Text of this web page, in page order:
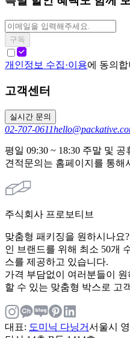
구독
개인정보 수집·이용에 동의합
고객센터
실시간 문의
02-707-0611
평일 09:30 ~ 18:30 주말 및 공
견적문의는 홈페이지를 통해
주식회사 프로보티브
맞춤형 패키징을 원하시나요
인 브랜드를 위해 최소 50개
스를 제공하고 있습니다.
가격 부담없이 여러분들이
할 수 있는 맞춤형 박스로 고
대표: 도미닉 다닝거서울시